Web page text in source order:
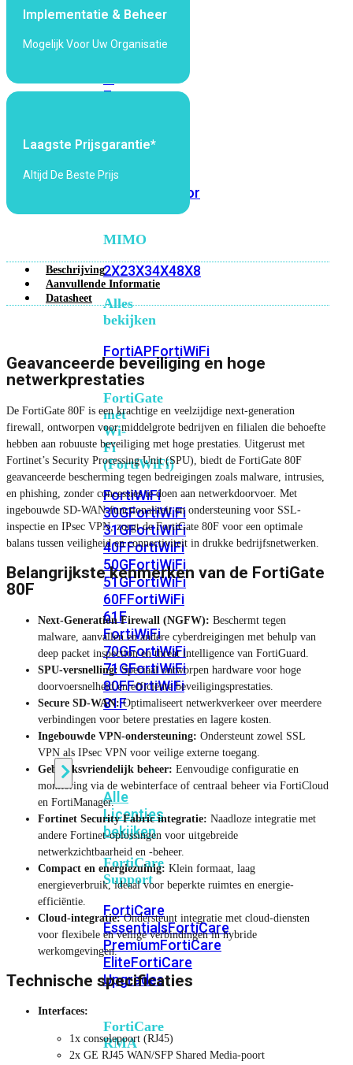
Fi
Fi
7
Fi
Outdoor
MIMO
2X23X34X48X8
Alles
bekijken
FortiAPFortiWiFi
FortiGate
met
Wi-
Fi
(FortiWiFi)
FortiWiFi
30GFortiWiFi
31GFortiWiFi
40FFortiWiFi
50GFortiWiFi
51GFortiWiFi
60FFortiWiFi
61F
FortiWiFi
70GFortiWiFi
71GFortiWiFi
80FFortiWiFi
81F
Licentie
Alle
Licenties
bekijken
FortiCare
Support
FortiCare
EssentialsFortiCare
PremiumFortiCare
EliteFortiCare
Upgrades
FortiCare
RMA
Implementatie & Beheer
Mogelijk Voor Uw Organisatie
Laagste Prijsgarantie*
Altijd De Beste Prijs
Beschrijving
Aanvullende Informatie
Datasheet
Geavanceerde beveiliging en hoge
netwerkprestaties
De FortiGate 80F is een krachtige en veelzijdige next-generation
firewall, ontworpen voor middelgrote bedrijven en filialen die behoefte
hebben aan robuuste beveiliging met hoge prestaties. Uitgerust met
Fortinet’s Security Processing Unit (SPU), biedt de FortiGate 80F
geavanceerde bescherming tegen bedreigingen zoals malware, intrusies,
en phishing, zonder concessies te doen aan netwerkdoorvoer. Met
ingebouwde SD-WAN-functionaliteit en ondersteuning voor SSL-
inspectie en IPsec VPN, zorgt de FortiGate 80F voor een optimale
balans tussen veiligheid en connectiviteit in drukke bedrijfsnetwerken.
Belangrijkste kenmerken van de FortiGate
80F
Next-Generation Firewall (NGFW): Beschermt tegen
malware, aanvallen en andere cyberdreigingen met behulp van
deep packet inspection en threat intelligence van FortiGuard.
SPU-versnelling: Speciaal ontworpen hardware voor hoge
doorvoersnelheid en efficiënte beveiligingsprestaties.
Secure SD-WAN:Optimaliseert netwerkverkeer over meerdere
verbindingen voor betere prestaties en lagere kosten.
Ingebouwde VPN-ondersteuning: Ondersteunt zowel SSL
VPN als IPsec VPN voor veilige externe toegang.
Gebruiksvriendelijk beheer: Eenvoudige configuratie en
monitoring via de webinterface of centraal beheer via FortiCloud
en FortiManager.
Fortinet Security Fabric integratie: Naadloze integratie met
andere Fortinet-oplossingen voor uitgebreide
netwerkzichtbaarheid en -beheer.
Compact en energiezuinig: Klein formaat, laag
energieverbruik, ideaal voor beperkte ruimtes en energie-
efficiëntie.
Cloud-integratie:Ondersteunt integratie met cloud-diensten
voor flexibele en veilige verbindingen in hybride
werkomgevingen.
Technische specificaties
Interfaces:
1x consolepoort (RJ45)
2x GE RJ45 WAN/SFP Shared Media-poort